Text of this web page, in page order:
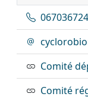
Comité
Comité